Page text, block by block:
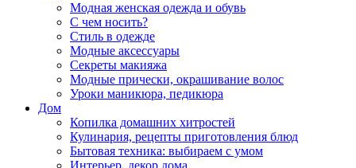
Модная женская одежда и обувь
С чем носить?
Стиль в одежде
Модные аксессуары
Секреты макияжа
Модные прически, окрашивание волос
Уроки маникюра, педикюра
Дом
Копилка домашних хитростей
Кулинария, рецепты приготовления блюд
Бытовая техника: выбираем с умом
Интерьер, декор дома